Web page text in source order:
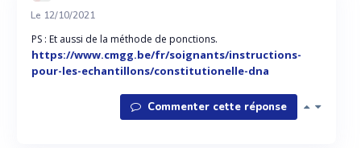
Le 12/10/2021
PS : Et aussi de la méthode de ponctions.
https://www.cmgg.be/fr/soignants/instructions-
pour-les-echantillons/constitutionelle-dna
Commenter cette réponse